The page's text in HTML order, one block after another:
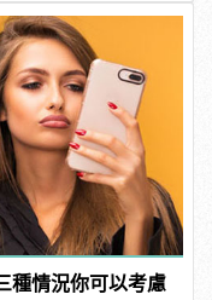
種情況你可以考慮